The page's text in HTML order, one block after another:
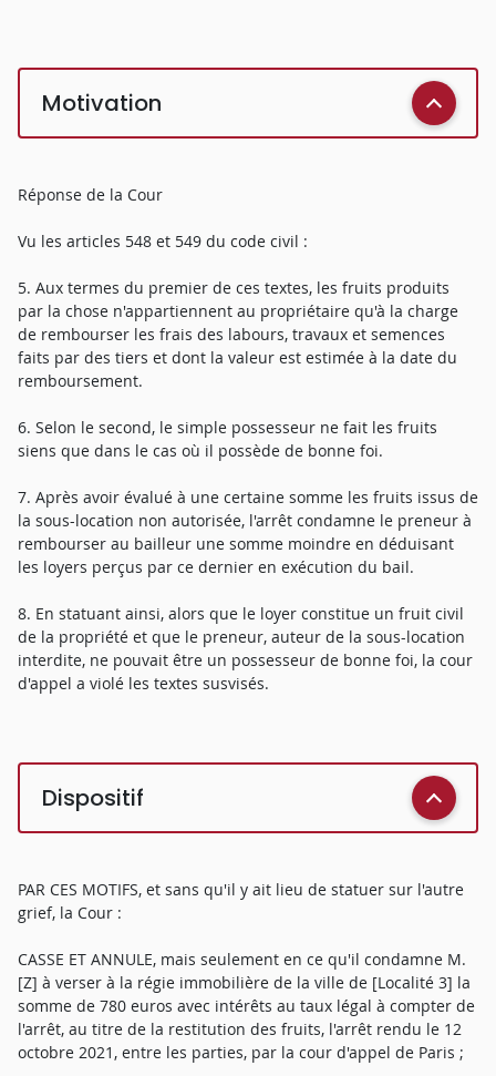
Motivation
Réponse de la Cour
Vu les articles 548 et 549 du code civil :
5. Aux termes du premier de ces textes, les fruits produits
par la chose n'appartiennent au propriétaire qu'à la charge
de rembourser les frais des labours, travaux et semences
faits par des tiers et dont la valeur est estimée à la date du
remboursement.
6. Selon le second, le simple possesseur ne fait les fruits
siens que dans le cas où il possède de bonne foi.
7. Après avoir évalué à une certaine somme les fruits issus de
la sous-location non autorisée, l'arrêt condamne le preneur à
rembourser au bailleur une somme moindre en déduisant
les loyers perçus par ce dernier en exécution du bail.
8. En statuant ainsi, alors que le loyer constitue un fruit civil
de la propriété et que le preneur, auteur de la sous-location
interdite, ne pouvait être un possesseur de bonne foi, la cour
d'appel a violé les textes susvisés.
Dispositif
PAR CES MOTIFS, et sans qu'il y ait lieu de statuer sur l'autre
grief, la Cour :
CASSE ET ANNULE, mais seulement en ce qu'il condamne M.
[Z] à verser à la régie immobilière de la ville de [Localité 3] la
somme de 780 euros avec intérêts au taux légal à compter de
l'arrêt, au titre de la restitution des fruits, l'arrêt rendu le 12
octobre 2021, entre les parties, par la cour d'appel de Paris ;